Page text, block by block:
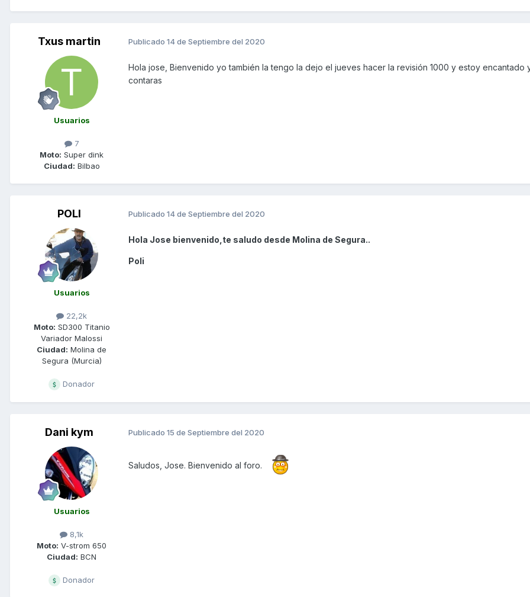
Txus martin
Usuarios
7
Moto: Super dink
Ciudad: Bilbao
Publicado 14 de Septiembre del 2020
Hola jose, Bienvenido yo también la tengo la dejo el jueves hacer la revisión 1000 y estoy encantado
contaras
POLI
Usuarios
22,2k
Moto: SD300 Titanio
Variador Malossi
Ciudad: Molina de
Segura (Murcia)
Donador
Publicado 14 de Septiembre del 2020
Hola Jose bienvenido,te saludo desde Molina de Segura..
Poli
Dani kym
Usuarios
8,1k
Moto: V-strom 650
Ciudad: BCN
Donador
Publicado 15 de Septiembre del 2020
Saludos, Jose. Bienvenido al foro.